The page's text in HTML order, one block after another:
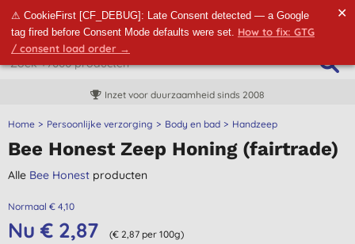
⚠ CookieFirst [CF_DEBUG]: Late Consent detected — a Google
tag fired before Consent Mode defaults were set. How to fix: GTG
/ consent load order →
✕
Inzet voor duurzaamheid sinds 2008
Home Persoonlijke verzorging Body en bad Handzeep
Bee Honest Zeep Honing (fairtrade)
Alle Bee Honest producten
Normaal € 4,10
Nu € 2,87 (€ 2,87 per 100g)